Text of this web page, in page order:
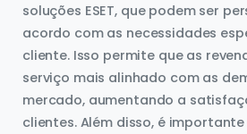
soluções ESET, que podem ser
acordo com as necessidades
cliente. Isso permite que as
serviço mais alinhado com as
mercado, aumentando a
clientes. Além disso, é